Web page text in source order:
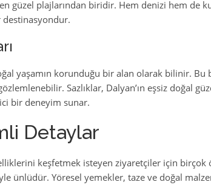
en güzel plajlarından biridir. Hem denizi hem de
yaşamın korunduğu bir alan olarak bilinir. Bu
Sazlıklar, Dalyan’ın eşsiz doğal
bir deneyim sunar.
Detaylar
keşfetmek isteyen ziyaretçiler için
ünlüdür. Yöresel yemekler, taze ve doğal